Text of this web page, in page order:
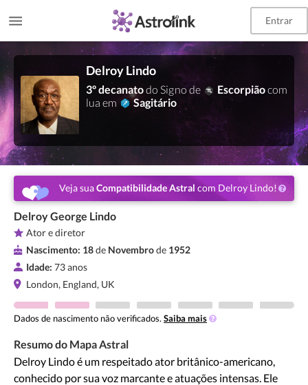
Entrar
Delroy Lindo
3º decanatodo Signo de Escorpiãocom
lua em
Sagitário
Veja suaCompatibilidade Astral com Delroy Lindo!
Delroy George Lindo
Ator e diretor
Nascimento: 18de Novembrode 1952
Idade: 73 anos
London, England, UK
Dados de nascimento não verificados. Saiba mais
Resumo do Mapa Astral
Delroy Lindo é um respeitado ator britânico-americano,
conhecido por sua voz marcante e atuações intensas. Ele